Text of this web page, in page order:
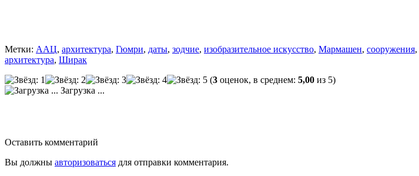
Метки: ААЦ, архитектура, Гюмри, даты, зодчие, изобразительное искусство, Мармашен, сооружения,
архитектура, Ширак
(3 оценок, в среднем: 5,00 из 5)
Загрузка ...
Оставить комментарий
Вы должны авторизоваться для отправки комментария.